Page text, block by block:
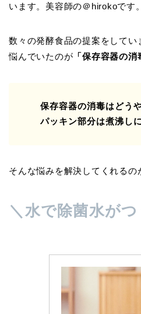
います。美容師の＠hirokoです。
数々の発酵食品の提案をしてい
悩んでいたのが 「保存容器の消
保存容器の消毒はどう
パッキン部分は煮沸し
そんな悩みを解決してくれるの
＼水で除菌水が